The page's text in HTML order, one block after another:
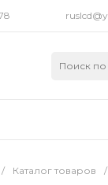
/ Каталог товаров /